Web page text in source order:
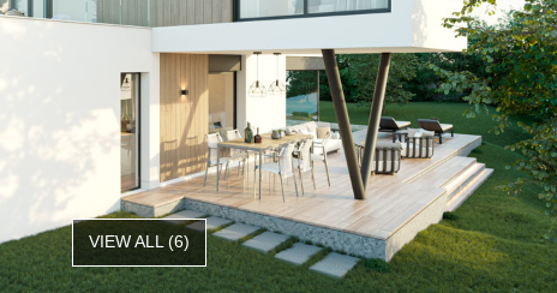
VIEW ALL(6)